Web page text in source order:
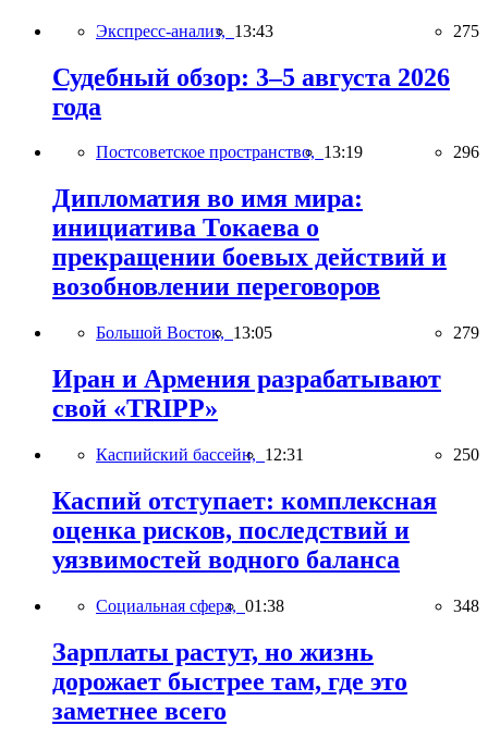
Экспресс-анализ, 13:43 275
Судебный обзор: 3–5 августа 2026
года
Постсоветское пространство, 13:19 296
Дипломатия во имя мира:
инициатива Токаева о
прекращении боевых действий и
возобновлении переговоров
Большой Восток, 13:05 279
Иран и Армения разрабатывают
свой «TRIPP»
Каспийский бассейн, 12:31 250
Каспий отступает: комплексная
оценка рисков, последствий и
уязвимостей водного баланса
Социальная сфера, 01:38 348
Зарплаты растут, но жизнь
дорожает быстрее там, где это
заметнее всего